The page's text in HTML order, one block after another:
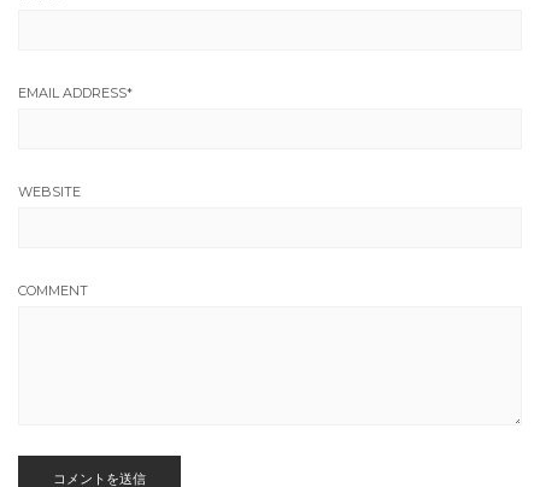
EMAIL ADDRESS*
WEBSITE
COMMENT